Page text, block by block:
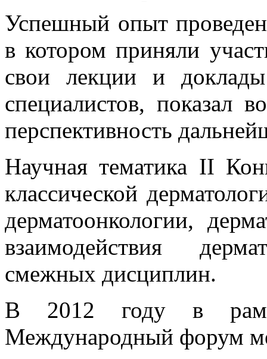
Успешный опыт
в котором приняли
свои лекции и
специалистов, показал
перспективность
Научная тематика II
классической
дерматоонкологии,
взаимодействия
смежных дисциплин.
В 2012 году в
Международный форум